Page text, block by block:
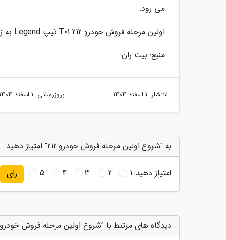
می رود.
اولین مرحله فروش خودرو 212 T01 تیپ Legend به زودی وارد بازار ایران خواهد شد.
منبع: بیت ران
انتشار: 1 اسفند 1404 بروزرسانی: 1 اسفند 1404
به "شروع اولین مرحله فروش خودرو 212" امتیاز دهید
امتیاز دهید:1
2
3
4
5 رای
دیدگاه های مرتبط با "شروع اولین مرحله فروش خودرو 212"